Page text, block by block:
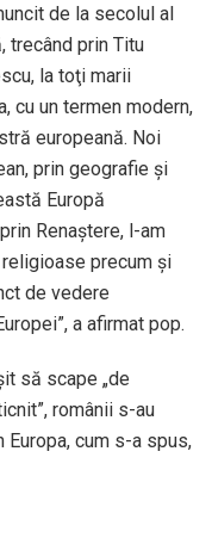
de la secolul al
trecând prin Titu
la toţi marii
cu un termen modern,
europeană. Noi
prin geografie şi
Europă
Renaştere, l-am
precum şi
de vedere
a afirmat pop.
să scape „de
românii s-au
Europa, cum s-a spus,